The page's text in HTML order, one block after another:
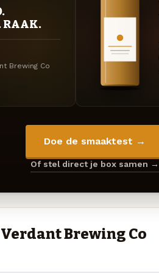
RAAK.
Brewing Co
Doe de smaaktest →
Of stel direct je box samen →
Brewing Co